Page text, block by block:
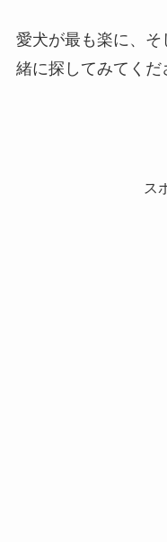
愛犬が最も楽に、
緒に探してみてくだ
ス